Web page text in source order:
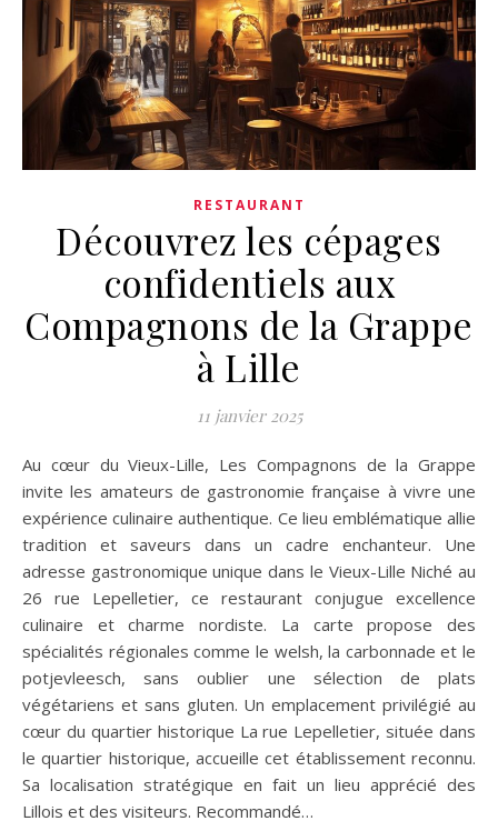
RESTAURANT
Découvrez les cépages
confidentiels aux
Compagnons de la Grappe
à Lille
11 janvier 2025
Au cœur du Vieux-Lille, Les Compagnons de la Grappe
invite les amateurs de gastronomie française à vivre une
expérience culinaire authentique. Ce lieu emblématique allie
tradition et saveurs dans un cadre enchanteur. Une
adresse gastronomique unique dans le Vieux-Lille Niché au
26 rue Lepelletier, ce restaurant conjugue excellence
culinaire et charme nordiste. La carte propose des
spécialités régionales comme le welsh, la carbonnade et le
potjevleesch, sans oublier une sélection de plats
végétariens et sans gluten. Un emplacement privilégié au
cœur du quartier historique La rue Lepelletier, située dans
le quartier historique, accueille cet établissement reconnu.
Sa localisation stratégique en fait un lieu apprécié des
Lillois et des visiteurs. Recommandé…